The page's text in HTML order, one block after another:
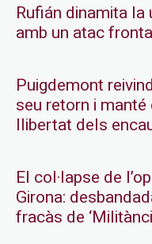
Rufián dinamita
amb un atac
Puigdemont
seu retorn i
llibertat dels
El col·lapse de
Girona:
fracàs de